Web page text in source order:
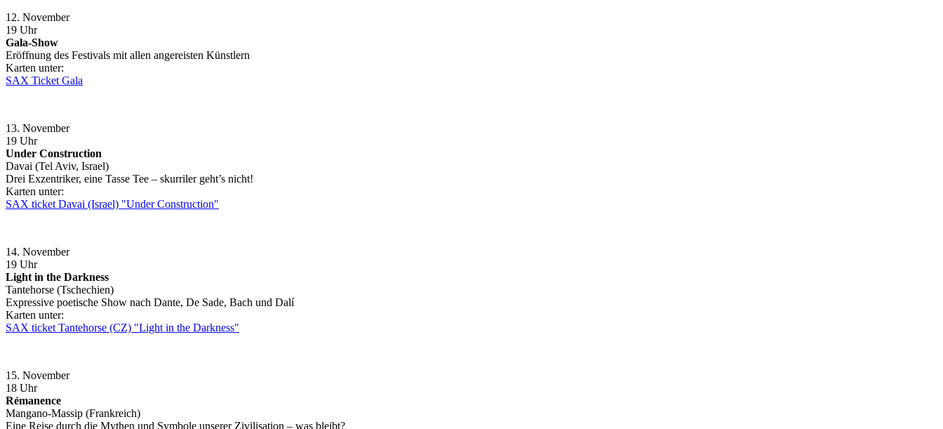
12. November
19 Uhr
Gala-Show
Eröffnung des Festivals mit allen angereisten Künstlern
Karten unter:
SAX Ticket Gala
13. November
19 Uhr
Under Construction
Davai (Tel Aviv, Israel)
Drei Exzentriker, eine Tasse Tee – skurriler geht’s nicht!
Karten unter:
SAX ticket Davai (Israel) "Under Construction"
14. November
19 Uhr
Light in the Darkness
Tantehorse (Tschechien)
Expressive poetische Show nach Dante, De Sade, Bach und Dalí
Karten unter:
SAX ticket Tantehorse (CZ) "Light in the Darkness"
15. November
18 Uhr
Rémanence
Mangano-Massip (Frankreich)
Eine Reise durch die Mythen und Symbole unserer Zivilisation – was bleibt?